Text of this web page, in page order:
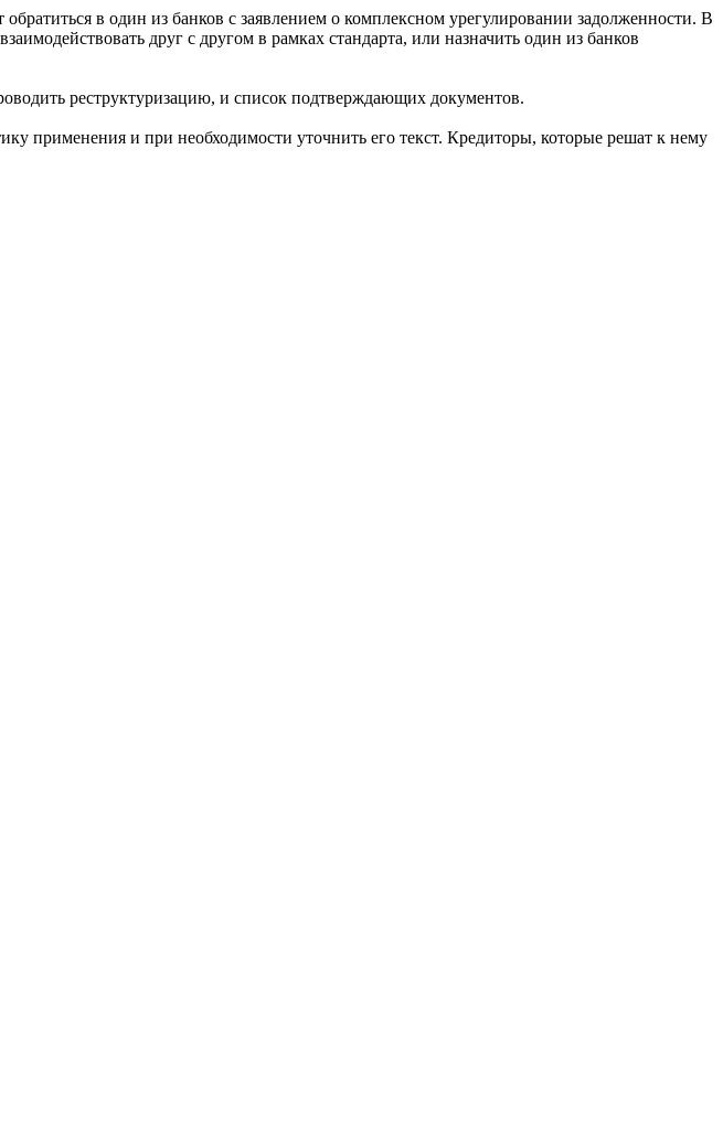
в один из банков с заявлением о комплексном урегулировании задолженности. В
друг с другом в рамках стандарта, или назначить один из банков
реструктуризацию, и список подтверждающих документов.
применения и при необходимости уточнить его текст. Кредиторы, которые решат к нему